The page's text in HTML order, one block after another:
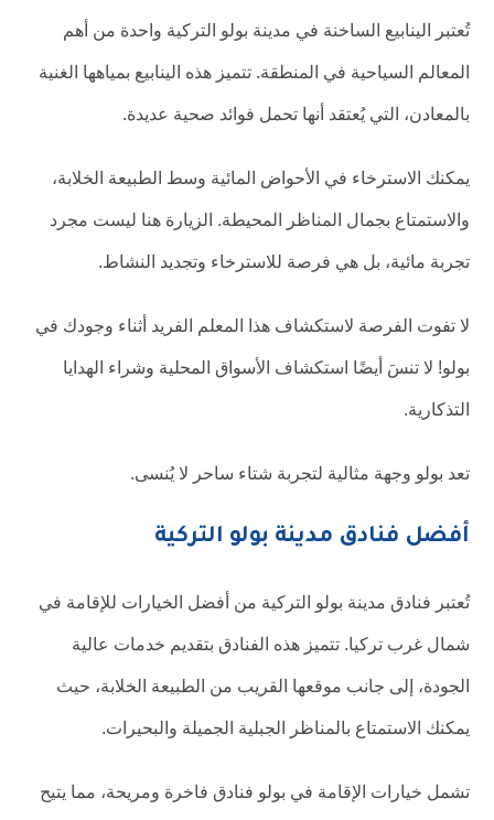
تُعتبر الينابيع الساخنة في مدينة بولو التركية واحدة من أهم
المعالم السياحية في المنطقة. تتميز هذه الينابيع بمياهها الغنية
بالمعادن، التي يُعتقد أنها تحمل فوائد صحية عديدة.
يمكنك الاسترخاء في الأحواض المائية وسط الطبيعة الخلابة،
والاستمتاع بجمال المناظر المحيطة. الزيارة هنا ليست مجرد
تجربة مائية، بل هي فرصة للاسترخاء وتجديد النشاط.
لا تفوت الفرصة لاستكشاف هذا المعلم الفريد أثناء وجودك في
بولو! لا تنسَ أيضًا استكشاف الأسواق المحلية وشراء الهدايا
التذكارية.
تعد بولو وجهة مثالية لتجربة شتاء ساحر لا يُنسى.
أفضل فنادق مدينة بولو التركية
تُعتبر فنادق مدينة بولو التركية من أفضل الخيارات للإقامة في
شمال غرب تركيا. تتميز هذه الفنادق بتقديم خدمات عالية
الجودة، إلى جانب موقعها القريب من الطبيعة الخلابة، حيث
يمكنك الاستمتاع بالمناظر الجبلية الجميلة والبحيرات.
تشمل خيارات الإقامة في بولو فنادق فاخرة ومريحة، مما يتيح